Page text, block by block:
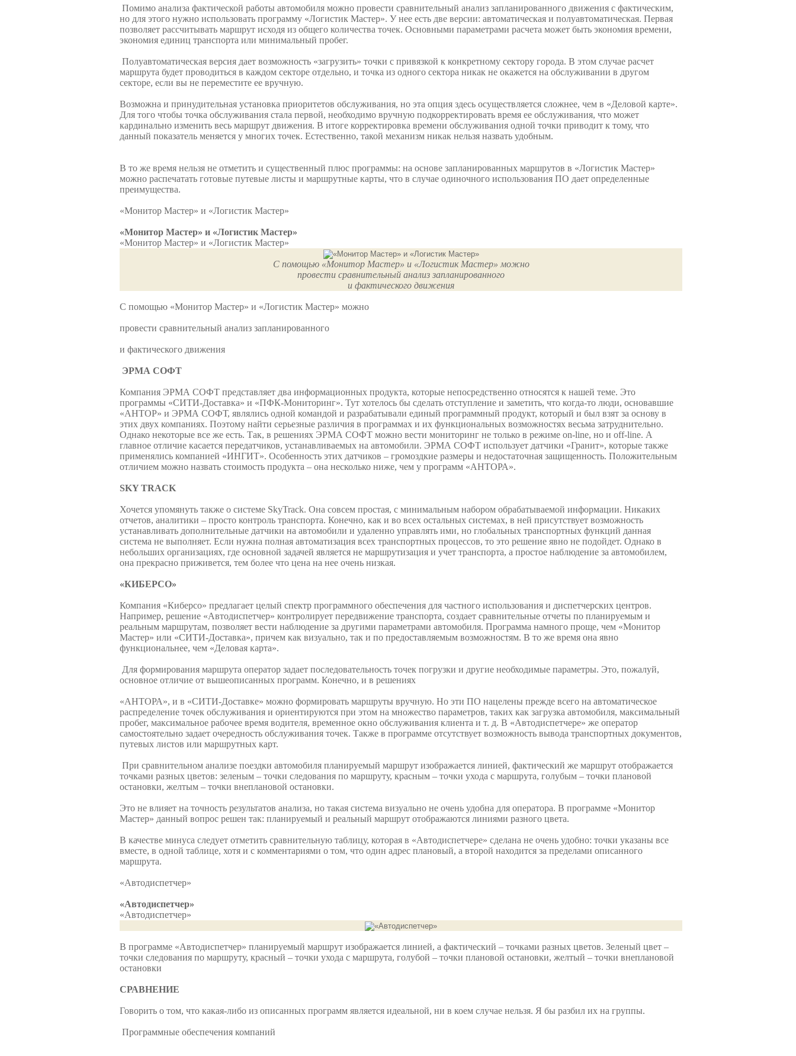
Помимо анализа фактической работы автомобиля можно провести сравнительный анализ запланированного движения с фактическим,
но для этого нужно использовать программу «Логистик Мастер». У нее есть две версии: автоматическая и полуавтоматическая. Первая
позволяет рассчитывать маршрут исходя из общего количества точек. Основными параметрами расчета может быть экономия времени,
экономия единиц транспорта или минимальный пробег.
Полуавтоматическая версия дает возможность «загрузить» точки с привязкой к конкретному сектору города. В этом случае расчет
маршрута будет проводиться в каждом секторе отдельно, и точка из одного сектора никак не окажется на обслуживании в другом
секторе, если вы не переместите ее вручную.
Возможна и принудительная установка приоритетов обслуживания, но эта опция здесь осуществляется сложнее, чем в «Деловой карте».
Для того чтобы точка обслуживания стала первой, необходимо вручную подкорректировать время ее обслуживания, что может
кардинально изменить весь маршрут движения. В итоге корректировка времени обслуживания одной точки приводит к тому, что
данный показатель меняется у многих точек. Естественно, такой механизм никак нельзя назвать удобным.
В то же время нельзя не отметить и существенный плюс программы: на основе запланированных маршрутов в «Логистик Мастер»
можно распечатать готовые путевые листы и маршрутные карты, что в случае одиночного использования ПО дает определенные
преимущества.
«Монитор Мастер» и «Логистик Мастер»
«Монитор Мастер» и «Логистик Мастер»
«Монитор Мастер» и «Логистик Мастер»
С помощью «Монитор Мастер» и «Логистик Мастер» можно
провести сравнительный анализ запланированного
и фактического движения
С помощью «Монитор Мастер» и «Логистик Мастер» можно
провести сравнительный анализ запланированного
и фактического движения
ЭРМА СОФТ
Компания ЭРМА СОФТ представляет два информационных продукта, которые непосредственно относятся к нашей теме. Это
программы «СИТИ-Доставка» и «ПФК-Мониторинг». Тут хотелось бы сделать отступление и заметить, что когда-то люди, основавшие
«АНТОР» и ЭРМА СОФТ, являлись одной командой и разрабатывали единый программный продукт, который и был взят за основу в
этих двух компаниях. Поэтому найти серьезные различия в программах и их функциональных возможностях весьма затруднительно.
Однако некоторые все же есть. Так, в решениях ЭРМА СОФТ можно вести мониторинг не только в режиме on-line, но и off-line. А
главное отличие касается передатчиков, устанавливаемых на автомобили. ЭРМА СОФТ использует датчики «Гранит», которые также
применялись компанией «ИНГИТ». Особенность этих датчиков – громоздкие размеры и недостаточная защищенность. Положительным
отличием можно назвать стоимость продукта – она несколько ниже, чем у программ «АНТОРА».
SKY TRACK
Хочется упомянуть также о системе SkyTrack. Она совсем простая, с минимальным набором обрабатываемой информации. Никаких
отчетов, аналитики – просто контроль транспорта. Конечно, как и во всех остальных системах, в ней присутствует возможность
устанавливать дополнительные датчики на автомобили и удаленно управлять ими, но глобальных транспортных функций данная
система не выполняет. Если нужна полная автоматизация всех транспортных процессов, то это решение явно не подойдет. Однако в
небольших организациях, где основной задачей является не маршрутизация и учет транспорта, а простое наблюдение за автомобилем,
она прекрасно приживется, тем более что цена на нее очень низкая.
«КИБЕРСО»
Компания «Киберсо» предлагает целый спектр программного обеспечения для частного использования и диспетчерских центров.
Например, решение «Автодиспетчер» контролирует передвижение транспорта, создает сравнительные отчеты по планируемым и
реальным маршрутам, позволяет вести наблюдение за другими параметрами автомобиля. Программа намного проще, чем «Монитор
Мастер» или «СИТИ-Доставка», причем как визуально, так и по предоставляемым возможностям. В то же время она явно
функциональнее, чем «Деловая карта».
Для формирования маршрута оператор задает последовательность точек погрузки и другие необходимые параметры. Это, пожалуй,
основное отличие от вышеописанных программ. Конечно, и в решениях
«АНТОРА», и в «СИТИ-Доставке» можно формировать маршруты вручную. Но эти ПО нацелены прежде всего на автоматическое
распределение точек обслуживания и ориентируются при этом на множество параметров, таких как загрузка автомобиля, максимальный
пробег, максимальное рабочее время водителя, временное окно обслуживания клиента и т. д. В «Автодиспетчере» же оператор
самостоятельно задает очередность обслуживания точек. Также в программе отсутствует возможность вывода транспортных документов,
путевых листов или маршрутных карт.
При сравнительном анализе поездки автомобиля планируемый маршрут изображается линией, фактический же маршрут отображается
точками разных цветов: зеленым – точки следования по маршруту, красным – точки ухода с маршрута, голубым – точки плановой
остановки, желтым – точки внеплановой остановки.
Это не влияет на точность результатов анализа, но такая система визуально не очень удобна для оператора. В программе «Монитор
Мастер» данный вопрос решен так: планируемый и реальный маршрут отображаются линиями разного цвета.
В качестве минуса следует отметить сравнительную таблицу, которая в «Автодиспетчере» сделана не очень удобно: точки указаны все
вместе, в одной таблице, хотя и с комментариями о том, что один адрес плановый, а второй находится за пределами описанного
маршрута.
«Автодиспетчер»
«Автодиспетчер»
«Автодиспетчер»
В программе «Автодиспетчер» планируемый маршрут изображается линией, а фактический – точками разных цветов. Зеленый цвет –
точки следования по маршруту, красный – точки ухода с маршрута, голубой – точки плановой остановки, желтый – точки внеплановой
остановки
СРАВНЕНИЕ
Говорить о том, что какая-либо из описанных программ является идеальной, ни в коем случае нельзя. Я бы разбил их на группы.
Программные обеспечения компаний